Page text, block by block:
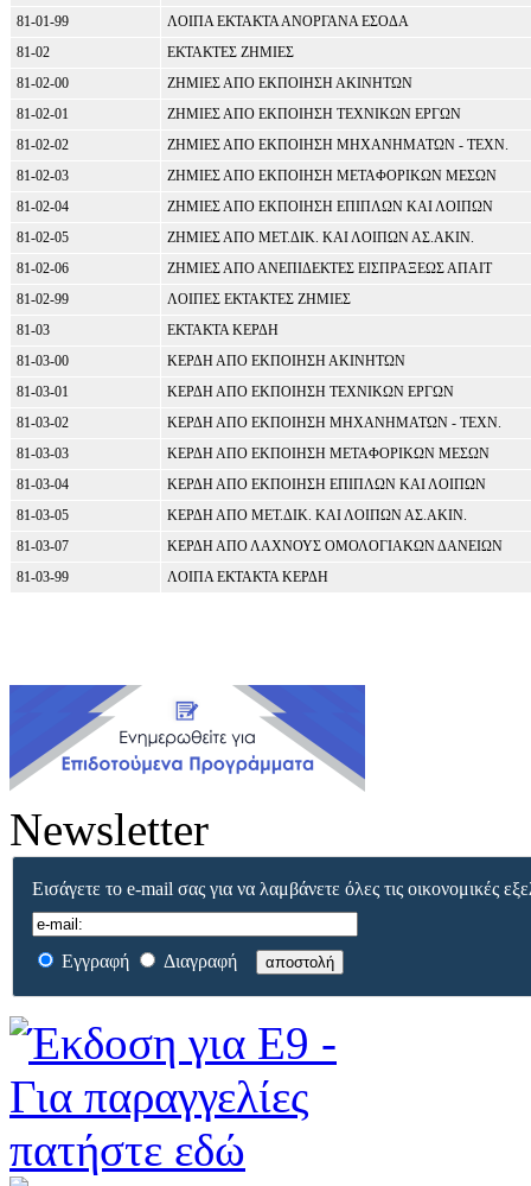
81-01-99
ΛΟΙΠΑ ΕΚΤΑΚΤΑ ΑΝΟΡΓΑΝΑ ΕΣΟΔΑ
81-02
ΕΚΤΑΚΤΕΣ ΖΗΜΙΕΣ
81-02-00
ΖΗΜΙΕΣ ΑΠΟ ΕΚΠΟΙΗΣΗ ΑΚΙΝΗΤΩΝ
81-02-01
ΖΗΜΙΕΣ ΑΠΟ ΕΚΠΟΙΗΣΗ ΤΕΧΝΙΚΩΝ ΕΡΓΩΝ
81-02-02
ΖΗΜΙΕΣ ΑΠΟ ΕΚΠΟΙΗΣΗ ΜΗΧΑΝΗΜΑΤΩΝ - ΤΕΧΝ.
81-02-03
ΖΗΜΙΕΣ ΑΠΟ ΕΚΠΟΙΗΣΗ ΜΕΤΑΦΟΡΙΚΩΝ ΜΕΣΩΝ
81-02-04
ΖΗΜΙΕΣ ΑΠΟ ΕΚΠΟΙΗΣΗ ΕΠΙΠΛΩΝ ΚΑΙ ΛΟΙΠΩΝ
81-02-05
ΖΗΜΙΕΣ ΑΠΟ ΜΕΤ.ΔΙΚ. ΚΑΙ ΛΟΙΠΩΝ ΑΣ.ΑΚΙΝ.
81-02-06
ΖΗΜΙΕΣ ΑΠΟ ΑΝΕΠΙΔΕΚΤΕΣ ΕΙΣΠΡΑΞΕΩΣ ΑΠΑΙΤ
81-02-99
ΛΟΙΠΕΣ ΕΚΤΑΚΤΕΣ ΖΗΜΙΕΣ
81-03
ΕΚΤΑΚΤΑ ΚΕΡΔΗ
81-03-00
ΚΕΡΔΗ ΑΠΟ ΕΚΠΟΙΗΣΗ ΑΚΙΝΗΤΩΝ
81-03-01
ΚΕΡΔΗ ΑΠΟ ΕΚΠΟΙΗΣΗ ΤΕΧΝΙΚΩΝ ΕΡΓΩΝ
81-03-02
ΚΕΡΔΗ ΑΠΟ ΕΚΠΟΙΗΣΗ ΜΗΧΑΝΗΜΑΤΩΝ - ΤΕΧΝ.
81-03-03
ΚΕΡΔΗ ΑΠΟ ΕΚΠΟΙΗΣΗ ΜΕΤΑΦΟΡΙΚΩΝ ΜΕΣΩΝ
81-03-04
ΚΕΡΔΗ ΑΠΟ ΕΚΠΟΙΗΣΗ ΕΠΙΠΛΩΝ ΚΑΙ ΛΟΙΠΩΝ
81-03-05
ΚΕΡΔΗ ΑΠΟ ΜΕΤ.ΔΙΚ. ΚΑΙ ΛΟΙΠΩΝ ΑΣ.ΑΚΙΝ.
81-03-07
ΚΕΡΔΗ ΑΠΟ ΛΑΧΝΟΥΣ ΟΜΟΛΟΓΙΑΚΩΝ ΔΑΝΕΙΩΝ
81-03-99
ΛΟΙΠΑ ΕΚΤΑΚΤΑ ΚΕΡΔΗ
Newsletter
Εισάγετε το e-mail σας για να λαμβάνετε όλες τις οικονομικές
Εγγραφή Διαγραφή αποστολή